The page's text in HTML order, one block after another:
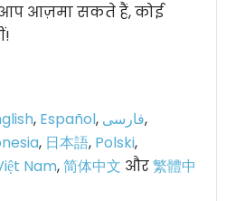
आज़मा सकते हैं, कोई
, Español, فارسی,
, 日本語, Polski,
Nam,简体中文 और繁體中